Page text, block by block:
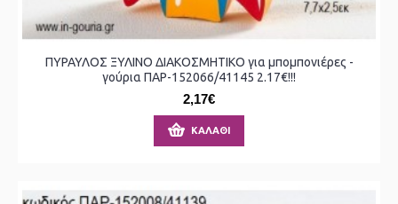
ΠΥΡΑΥΛΟΣ ΞΥΛΙΝΟ ΔΙΑΚΟΣΜΗΤΙΚΟ για μπομπονιέρες -
γούρια ΠΑΡ-152066/41145 2.17€!!!
2,17€
ΚΑΛΆΘΙ